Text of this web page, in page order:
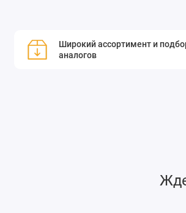
Широкий ассортимент и
аналогов